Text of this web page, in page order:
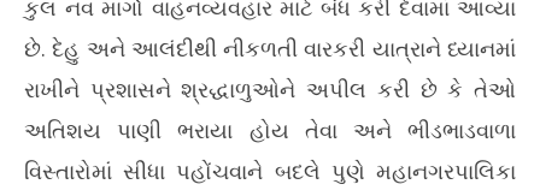
કુલ નવ માર્ગો વાહનવ્યવહાર માટે બંધ કરી દેવામાં આવ્યા
છે. દેહુ અને આલંદીથી નીકળતી વારકરી યાત્રાને ધ્યાનમાં
રાખીને પ્રશાસને શ્રદ્ધાળુઓને અપીલ કરી છે કે તેઓ
અતિશય પાણી ભરાયા હોય તેવા અને ભીડભાડવાળા
વિસ્તારોમાં સીધા પહોંચવાને બદલે પુણે મહાનગરપાલિકા